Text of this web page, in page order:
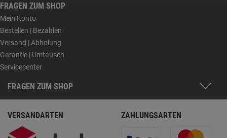
FRAGEN ZUM SHOP
Mein Konto
Bestellen | Bezahlen
Versand | Abholung
Garantie | Umtausch
Servicecenter
FRAGEN ZUM SHOP
VERSANDARTEN ZAHLUNGSARTEN